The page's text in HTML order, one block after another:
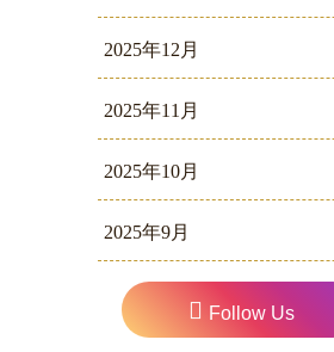
2025年12月
2025年11月
2025年10月
2025年9月
Follow Us